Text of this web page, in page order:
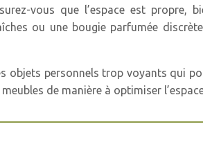
vous que l’espace est propre,
ou une bougie parfumée
objets personnels trop voyants qui
de manière à optimiser